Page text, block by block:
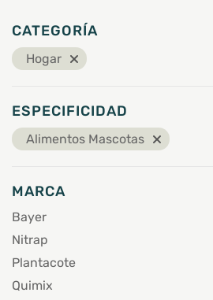
CATEGORÍA
Hogar
ESPECIFICIDAD
Alimentos Mascotas
MARCA
Bayer
Nitrap
Plantacote
Quimix